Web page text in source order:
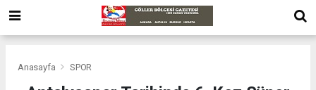
Anasayfa SPOR